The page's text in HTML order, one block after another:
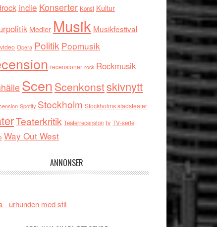
indie Konserter Konst Kultur
Medier Musik Musikfestival
Opera Politik Popmusik
recensioner rock Rockmusik
Scen Scenkonstskivnytt
Spotify Stockholm Stockholms stadsteater
Teaterkritik Teaterrecension tv TV-serie
Way Out West
ANNONSER
- urhunden med stil